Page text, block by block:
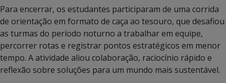
Para encerrar, os estudantes participaram de uma corrida
de orientação em formato de caça ao tesouro, que desafiou
as turmas do período noturno a trabalhar em equipe,
percorrer rotas e registrar pontos estratégicos em menor
tempo. A atividade aliou colaboração, raciocínio rápido e
reflexão sobre soluções para um mundo mais sustentável.